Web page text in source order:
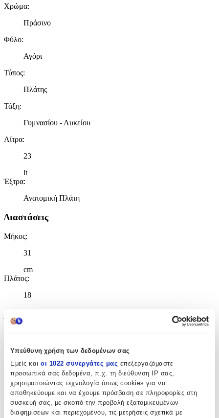
Υπεύθυνη χρήση των δεδομένων σας
Εμείς και οι 1022 συνεργάτες μας επεξεργαζόμαστε
προσωπικά σας δεδομένα, π.χ. τη διεύθυνση IP σας,
χρησιμοποιώντας τεχνολογία όπως cookies για να
αποθηκεύουμε και να έχουμε πρόσβαση σε πληροφορίες στη
συσκευή σας, με σκοπό την προβολή εξατομικευμένων
διαφημίσεων και περιεχομένου, τις μετρήσεις σχετικά με
Χρώμα:
Πράσινο
Φύλο:
Αγόρι
Τύπος:
Πλάτης
Τάξη:
Γυμνασίου - Λυκείου
Λίτρα:
23
lt
Έξτρα:
Ανατομική Πλάτη
Διαστάσεις
Μήκος:
31
cm
Πλάτος:
18
Ύψος:
cm
Χαρακτηριστικά
+